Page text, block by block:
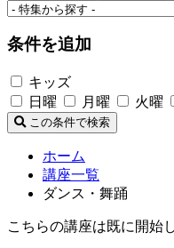
条件を追加
キッズ
日曜
月曜 火曜
この条件で検索
ホーム
講座一覧
ダンス・舞踊
こちらの講座は既に開始